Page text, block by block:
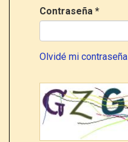
Contraseña *
Olvidé mi contraseña